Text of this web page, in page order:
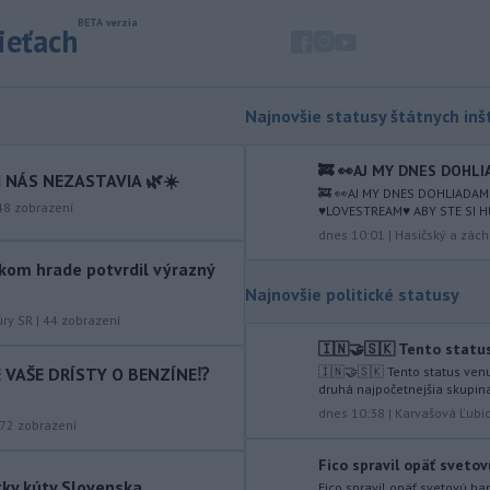
testy protiraketového systému
2027 uskutočniť letové skúšky.
Rokovania medzi Iránom a
očakávajú, že dohoda bude uzavretá
čoskoro, uviedol v piatok pre agentúru
predstaviteľ, píše TASR.
Úrady vo východnej Číne v
o tom informuje na základe správy
NÁS NEZASTAVIA 🌿☀️
zobrazení
hrade potvrdil výrazný
SR | 44 zobrazení
DRÍSTY O BENZÍNE⁉️
zobrazení
Najnovšie statusy štátnych
🚒 👀AJ MY DNES
🚒 👀AJ MY DNES
♥️LOVESTREAM♥️ ABY STE SI
dnes 10:01 | Hasičský a
Najnovšie politické statusy
🇮🇳🤝🇸🇰 Tento status
🇮🇳🤝🇸🇰 Tento status
druhá najpočetnejšia
dnes 10:38 | Karvašová
Fico spravil opäť